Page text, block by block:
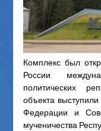
Комплекс был
России
политических
объекта
Федерации и
мученичества